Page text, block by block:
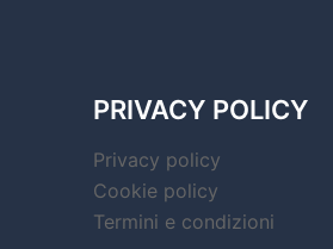
PRIVACY POLICY
Privacy policy
Cookie policy
Termini e condizioni